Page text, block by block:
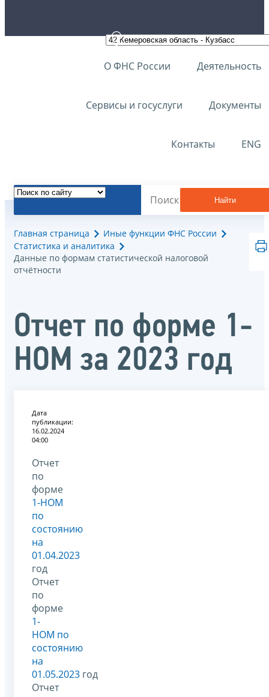
О ФНС России Деятельность
Сервисы и госуслуги Документы
Контакты ENG
Найти
Главная страница
Иные функции ФНС России
Статистика и аналитика
Данные по формам статистической налоговой
отчётности
Отчет по форме 1-
НОМ за 2023 год
Дата
публикации:
16.02.2024
04:00
Отчет
по
форме
1-НОМ
по
состоянию
на
01.04.2023
год
Отчет
по
форме
1-
НОМ по
состоянию
на
01.05.2023 год
Отчет